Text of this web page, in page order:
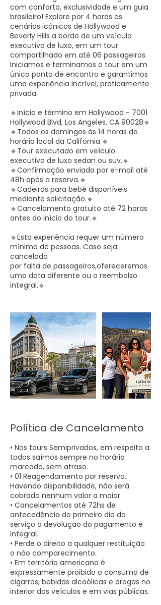
com conforto, exclusividade e um guia
brasileiro! Explore por 4 horas os
cenários icônicos de Hollywood e
Beverly Hills a bordo de um veículo
executivo de luxo, em um tour
compartilhado em até 06 passageiros.
Iniciamos e terminamos o tour em um
único ponto de encontro e garantimos
uma experiência incrível, praticamente
privada.
​​🔹Início e término em Hollywood - 7001
Hollywood Blvd, Los Angeles, CA 90028🔹
​​🔹Todos os domingos às 14 horas do
horário local da Califórnia.​​🔹
​​🔹Tour executado em veículo
executivo de luxo sedan ou suv.​​🔹
​​​​🔹Confirmação enviada por e-mail até
48h após a reserva​.🔹
​​​​🔹Cadeiras para bebê disponíveis
mediante solicitaçã​​o.🔹
​​​​🔹Cancelamento gratuito até 72 horas
antes do início do tou​r.🔹
​🔹Esta experiência requer um número
mínimo de pessoas. Caso seja
cancelada
por falta de passageiros,ofereceremos
uma data diferente ou o reembolso
integral.🔹
Política de Cancelamento
• Nos tours Semiprivados, em respeito a
todos saímos sempre no horário
marcado, sem atraso.
• 01 Reagendamento por reserva.
Havendo disponibilidade, não será
cobrado nenhum valor a maior.
• Cancelamentos até 72hs de
antecedência do primeiro dia do
serviço a devolução do pagamento é
integral.
• Perde o direito a qualquer restituição
o não comparecimento.
• Em território americano é
expressamente proibido o consumo de
cigarros, bebidas alcoólicas e drogas no
interior dos veículos e em vias públicas.